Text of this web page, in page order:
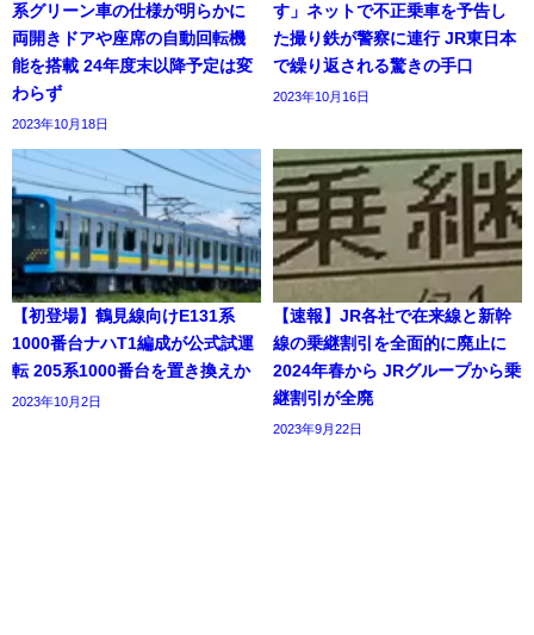
系グリーン車の仕様が明らかに
両開きドアや座席の自動回転機
能を搭載 24年度末以降予定は変
わらず
2023年10月18日
す」ネットで不正乗車を予告し
た撮り鉄が警察に連行 JR東日本
で繰り返される驚きの手口
2023年10月16日
【初登場】鶴見線向けE131系
1000番台ナハT1編成が公式試運
転 205系1000番台を置き換えか
2023年10月2日
【速報】JR各社で在来線と新幹
線の乗継割引を全面的に廃止に
2024年春から JRグループから乗
継割引が全廃
2023年9月22日